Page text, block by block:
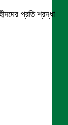
প্রতি শ্রদ্ধা